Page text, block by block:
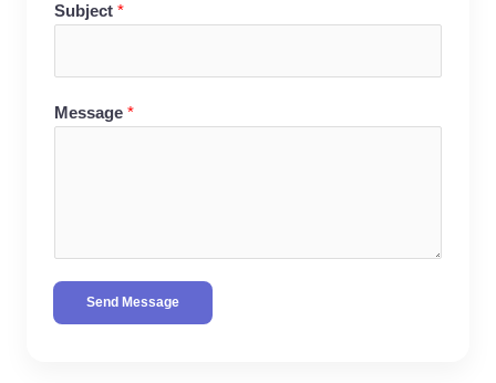
Subject *
Message *
Send Message